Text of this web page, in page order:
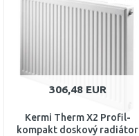
306,48 EUR
Kermi Therm X2 Profil-
kompakt doskový radiátor